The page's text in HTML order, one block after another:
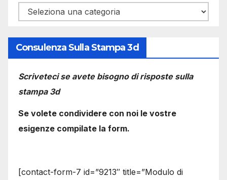
Categorie
Consulenza Sulla Stampa 3d
Scriveteci se avete bisogno di risposte sulla
stampa 3d
Se volete condividere con noi le vostre
esigenze compilate la form.
[contact-form-7 id=”9213″ title=”Modulo di